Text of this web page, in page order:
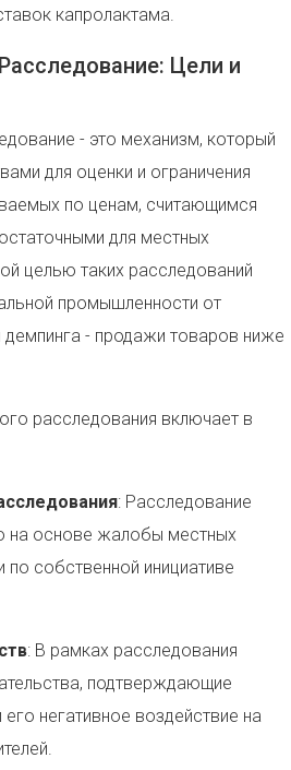
капролактама.
Цели и
- это механизм, который
для оценки и ограничения
по ценам, считающимся
для местных
целью таких расследований
промышленности от
демпинга - продажи товаров ниже
расследования включает в
: Расследование
на основе жалобы местных
по собственной инициативе
: В рамках расследования
подтверждающие
его негативное воздействие на